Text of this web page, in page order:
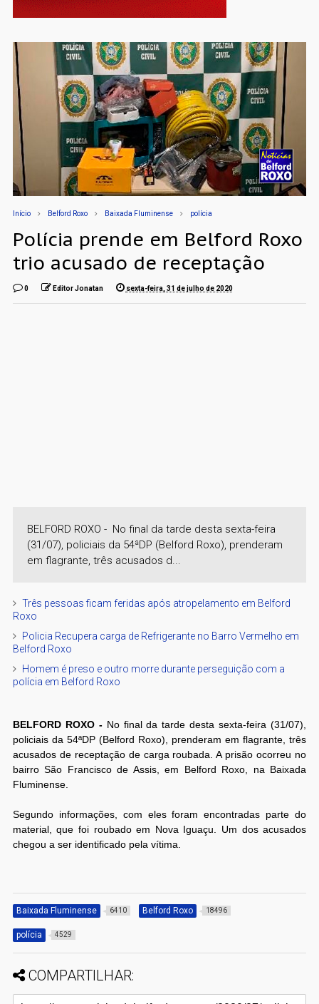
Início Belford Roxo Baixada Fluminense polícia
Polícia prende em Belford Roxo
trio acusado de receptação
0 Editor Jonatan sexta-feira, 31 de julho de 2020
BELFORD ROXO - No final da tarde desta sexta-feira
(31/07), policiais da 54ªDP (Belford Roxo), prenderam
em flagrante, três acusados d...
Três pessoas ficam feridas após atropelamento em Belford
Roxo
Policia Recupera carga de Refrigerante no Barro Vermelho em
Belford Roxo
Homem é preso e outro morre durante perseguição com a
polícia em Belford Roxo
BELFORD ROXO - No final da tarde desta sexta-feira (31/07),
policiais da 54ªDP (Belford Roxo), prenderam em flagrante, três
acusados de receptação de carga roubada. A prisão ocorreu no
bairro São Francisco de Assis, em Belford Roxo, na Baixada
Fluminense.
Segundo informações, com eles foram encontradas parte do
material, que foi roubado em Nova Iguaçu. Um dos acusados
chegou a ser identificado pela vítima.
Baixada Fluminense 6410 Belford Roxo 18496
polícia 4529
COMPARTILHAR: